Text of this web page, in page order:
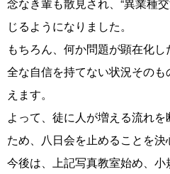
じるようになりました。
もちろん、何か問題が顕在化
全な自信を持てない状況その
えます。
よって、徒に人が増える流れ
ため、八日会を止めることを決
今後は、上記写真教室始め、